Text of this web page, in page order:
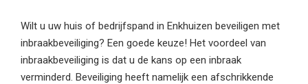
Wilt u uw huis of bedrijfspand in Enkhuizen beveiligen met
inbraakbeveiliging? Een goede keuze! Het voordeel van
inbraakbeveiliging is dat u de kans op een inbraak
verminderd. Beveiliging heeft namelijk een afschrikkende